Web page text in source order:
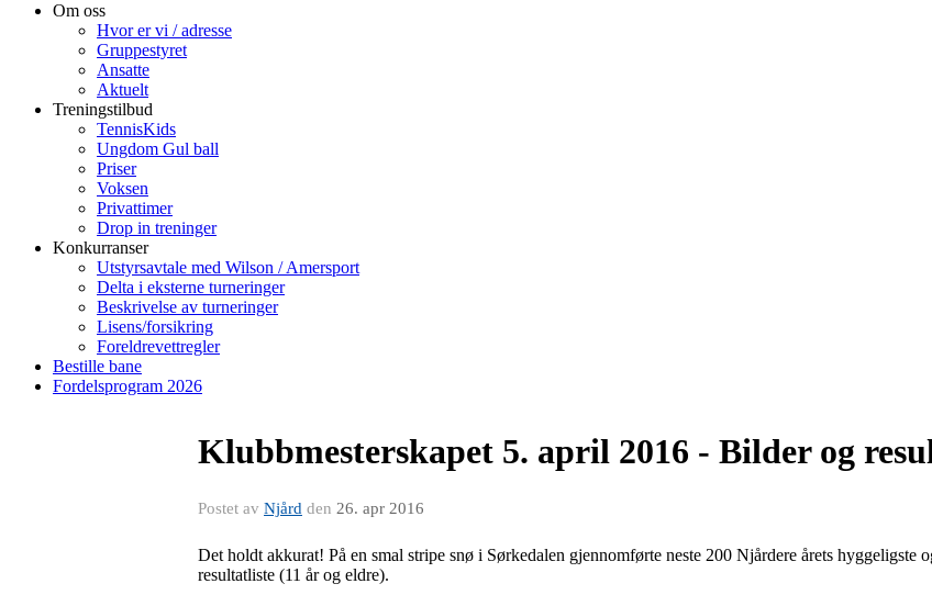
Om oss
Hvor er vi / adresse
Gruppestyret
Ansatte
Aktuelt
Treningstilbud
TennisKids
Ungdom Gul ball
Priser
Voksen
Privattimer
Drop in treninger
Konkurranser
Utstyrsavtale med Wilson / Amersport
Delta i eksterne turneringer
Beskrivelse av turneringer
Lisens/forsikring
Foreldrevettregler
Bestille bane
Fordelsprogram 2026
​Klubbmesterskapet 5. april 2016 - Bilder og
Postet av Njård den 26. apr 2016
Det holdt akkurat! På en smal stripe snø i Sørkedalen gjennomførte neste 200 Njårdere årets hyggeligste
resultatliste (11 år og eldre).